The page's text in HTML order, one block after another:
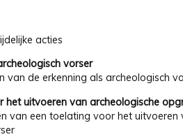
acties
vorser
van de erkenning als archeologisch
uitvoeren van archeologische
van een toelating voor het